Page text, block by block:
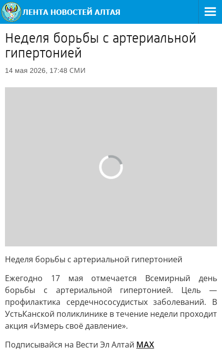
Неделя борьбы с артериальной
гипертонией
14 мая 2026, 17:48 СМИ
Неделя борьбы с артериальной гипертонией
Ежегодно 17 мая отмечается Всемирный день
борьбы с артериальной гипертонией. Цель —
профилактика сердечнососудистых заболеваний. В
УстьКанской поликлинике в течение недели проходит
акция «Измерь своё давление».
Подписывайся на Вести Эл Алтай МАХ